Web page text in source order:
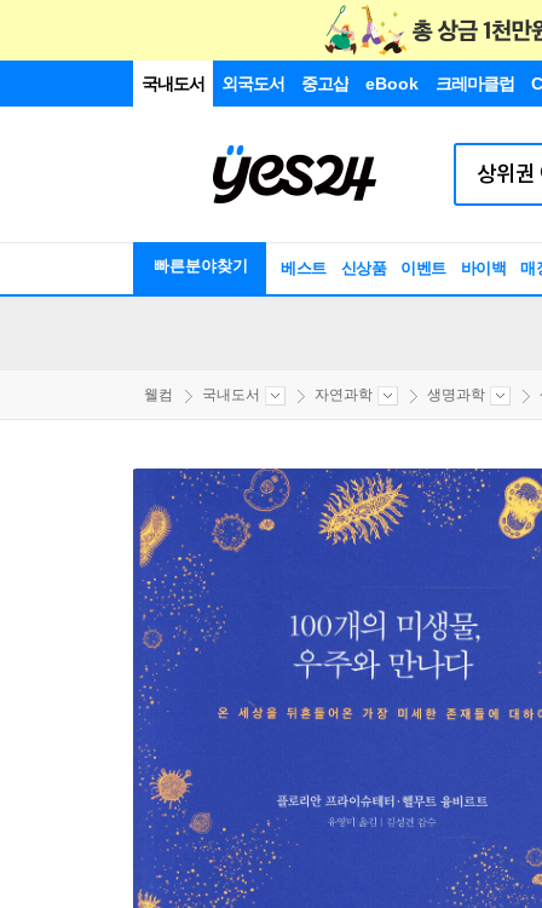
국내도서 외국도서 중고샵 eBook 크레마클럽
빠른분야찾기 베스트 신상품 이벤트 바이백 매
웰컴 국내도서 자연과학 생명과학